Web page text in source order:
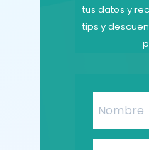
tus datos y
tips y